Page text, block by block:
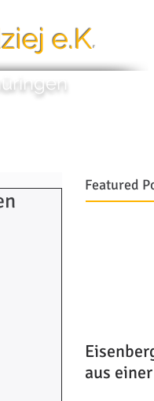
e.K.
Featured
aus